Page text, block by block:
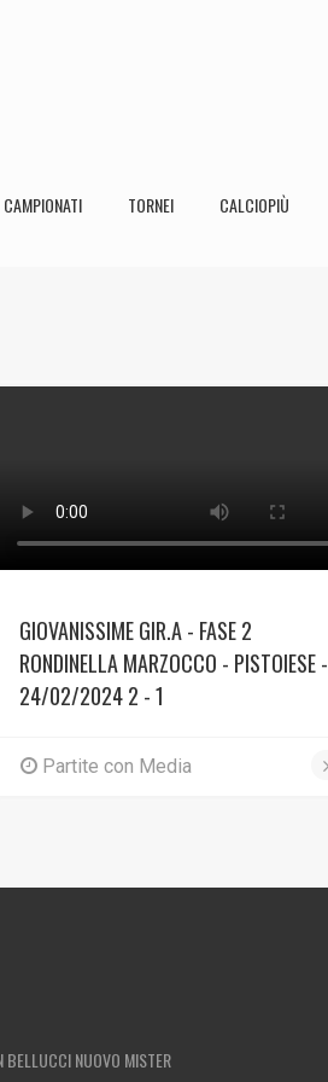
CAMPIONATI TORNEI CALCIOPIÙ
GIOVANISSIME GIR.A - FASE 2
RONDINELLA MARZOCCO - PISTOIESE -
24/02/2024 2 - 1
Partite con Media
BELLUCCI NUOVO MISTER